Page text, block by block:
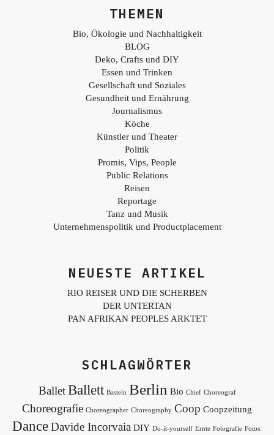
THEMEN
Bio, Ökologie und Nachhaltigkeit
BLOG
Deko, Crafts und DIY
Essen und Trinken
Gesellschaft und Soziales
Gesundheit und Ernährung
Journalismus
Köche
Künstler und Theater
Politik
Promis, Vips, People
Public Relations
Reisen
Reportage
Tanz und Musik
Unternehmenspolitik und Productplacement
NEUESTE ARTIKEL
RIO REISER UND DIE SCHERBEN
DER UNTERTAN
PAN AFRIKAN PEOPLES ARKTET
SCHLAGWÖRTER
Ballet Ballett Basteln Berlin Bio Chief Choreograf
Choreografie Choreographer Choreography Coop Coopzeitung
DanceDavide Incorvaia DIY Do-it-yourself Ernte Fotografie Fotos: